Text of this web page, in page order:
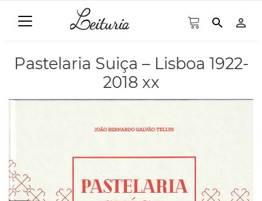
search person_outline
Pastelaria Suiça – Lisboa 1922-
2018 xx